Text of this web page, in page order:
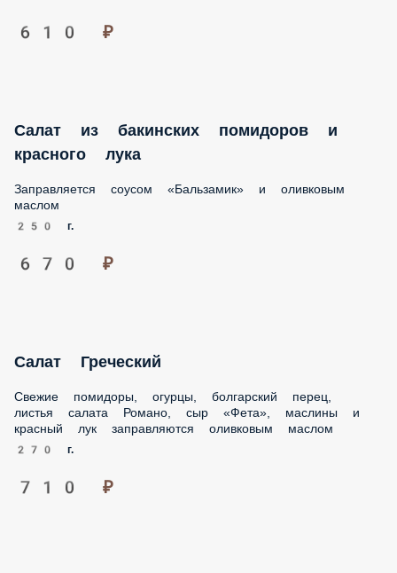
красного лука
Заправляется соусом «Бальзамик» и оливковым маслом
250 г.
670 ₽
Свежие помидоры, огурцы, болгарский перец, листья
салата Романо, сыр «Фета», маслины и красный лук
заправляются оливковым маслом
270 г.
710 ₽